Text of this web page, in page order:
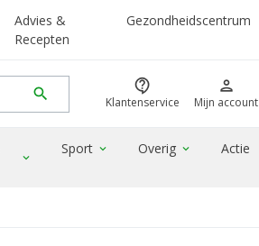
Advies &
Recepten
Gezondheidscentrum
search contact_support
Klantenservice
person
Mijn account
expand_more
Sport expand_more Overig expand_more Actie